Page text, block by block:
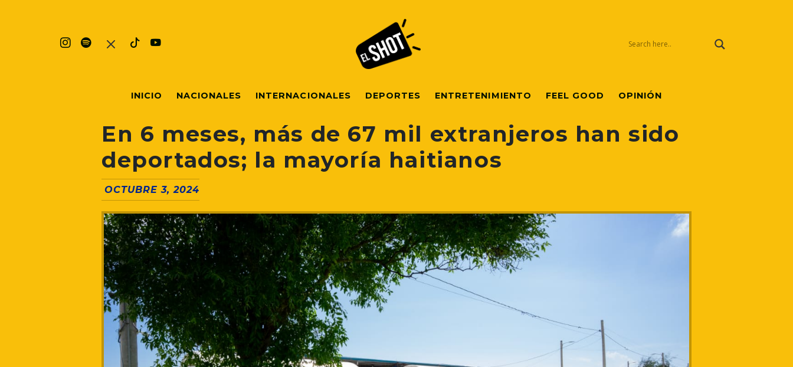
INICIO NACIONALES INTERNACIONALES DEPORTES ENTRETENIMIENTO FEEL GOOD OPINIÓN
En 6 meses, más de 67 mil extranjeros han sido
deportados; la mayoría haitianos
OCTUBRE 3, 2024